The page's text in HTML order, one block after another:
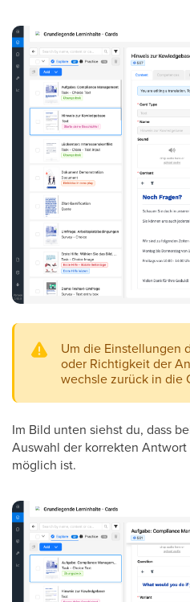
Um die Einstellungen
oder Richtigkeit der
wechsle zurück in die
Im Bild unten siehst du, dass
Auswahl der korrekten
möglich ist.